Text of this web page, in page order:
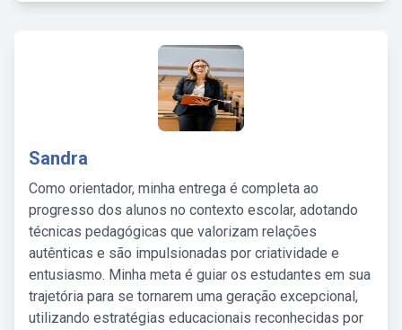
Sandra
Como orientador, minha entrega é completa ao
progresso dos alunos no contexto escolar, adotando
técnicas pedagógicas que valorizam relações
autênticas e são impulsionadas por criatividade e
entusiasmo. Minha meta é guiar os estudantes em sua
trajetória para se tornarem uma geração excepcional,
utilizando estratégias educacionais reconhecidas por